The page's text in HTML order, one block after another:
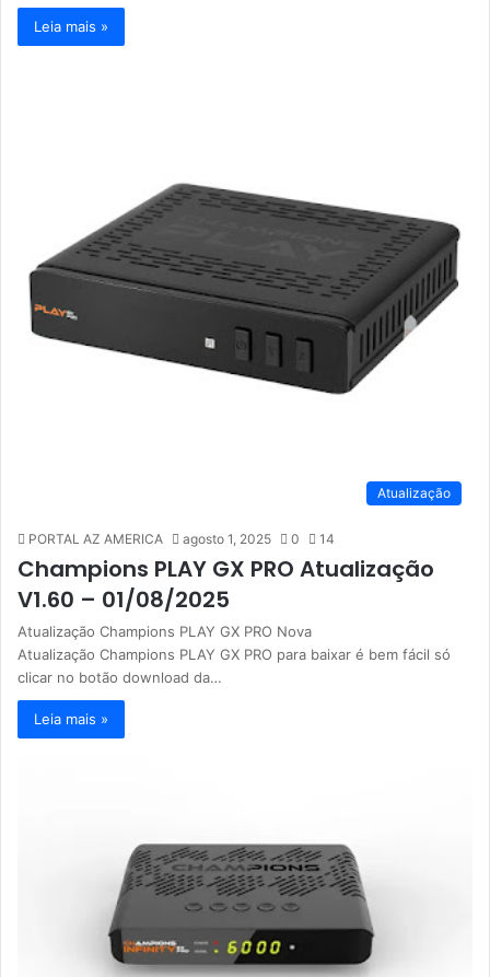
Leia mais »
Atualização
PORTAL AZ AMERICA agosto 1, 2025 0 14
Champions PLAY GX PRO Atualização
V1.60 – 01/08/2025
Atualização Champions PLAY GX PRO Nova
Atualização Champions PLAY GX PRO para baixar é bem fácil só
clicar no botão download da…
Leia mais »